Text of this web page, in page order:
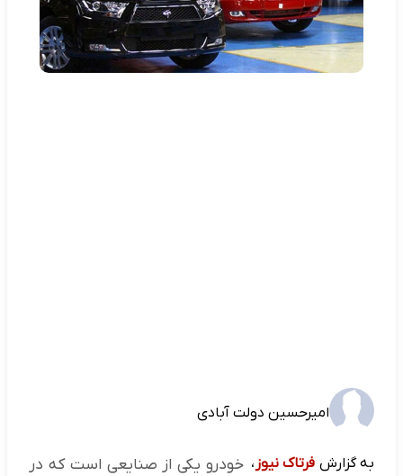
امیرحسین دولت آبادی
به گزارش فرتاک نیوز ، خودرو یکی از صنایعی است که در